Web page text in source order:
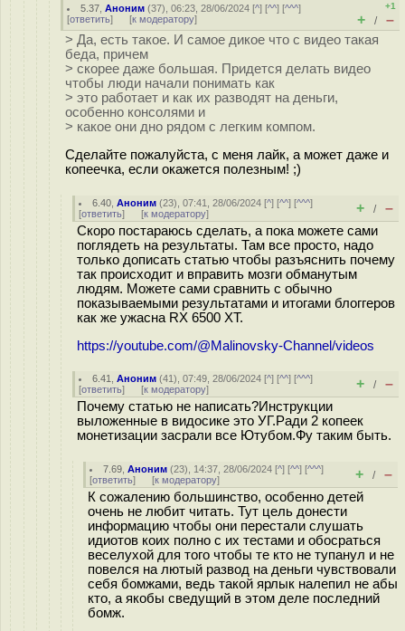
5.37 ,Аноним (37), 06:23, 28/06/2024 [^] [^^] [^^^]
[ответить] [к модератору]
+1
+ / –
> Да, есть такое. И самое дикое что с видео такая
беда, причем
> скорее даже большая. Придется делать видео
чтобы люди начали понимать как
> это работает и как их разводят на деньги,
особенно консолями и
> какое они дно рядом с легким компом.
Сделайте пожалуйста, с меня лайк, а может даже и
копеечка, если окажется полезным! ;)
6.40 ,Аноним (23), 07:41, 28/06/2024 [^] [^^] [^^^]
[ответить] [к модератору] + / –
Скоро постараюсь сделать, а пока можете сами
поглядеть на результаты. Там все просто, надо
только дописать статью чтобы разъяснить почему
так происходит и вправить мозги обманутым
людям. Можете сами сравнить с обычно
показываемыми результатами и итогами блоггеров
как же ужасна RX 6500 XT.
https://youtube.com/@Malinovsky-Channel/videos
6.41 ,Аноним (41), 07:49, 28/06/2024 [^] [^^] [^^^]
[ответить] [к модератору] + / –
Почему статью не написать?Инструкции
выложенные в видосике это УГ.Ради 2 копеек
монетизации засрали все Ютубом.Фу таким быть.
7.69 ,Аноним (23), 14:37, 28/06/2024 [^] [^^] [^^^]
[ответить] [к модератору] + / –
К сожалению большинство, особенно детей
очень не любит читать. Тут цель донести
информацию чтобы они перестали слушать
идиотов коих полно с их тестами и обосраться
веселухой для того чтобы те кто не тупанул и не
повелся на лютый развод на деньги чувствовали
себя бомжами, ведь такой ярлык налепил не абы
кто, а якобы сведущий в этом деле последний
бомж.